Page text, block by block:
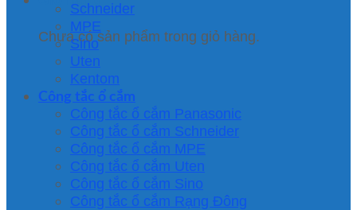
Chưa có sản phẩm trong giỏ hàng.
Schneider
MPE
Sino
Uten
Kentom
Công tắc ổ cắm
Công tắc ổ cắm Panasonic
Công tắc ổ cắm Schneider
Công tắc ổ cắm MPE
Công tắc ổ cắm Uten
Công tắc ổ cắm Sino
Công tắc ổ cắm Rạng Đông